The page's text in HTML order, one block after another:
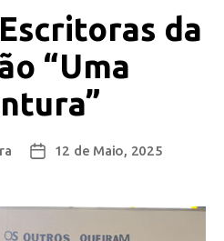
da
“Uma
12 de Maio, 2025